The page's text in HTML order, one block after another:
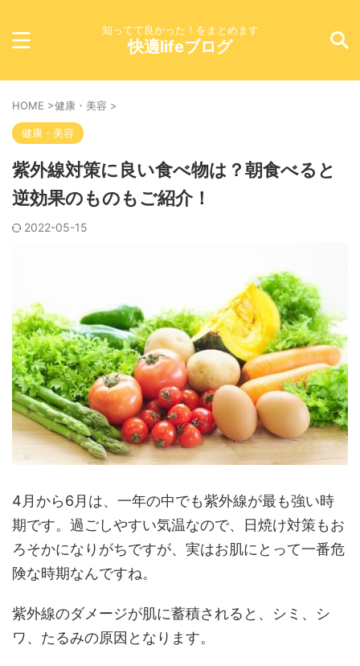
知ってて良かった！をまとめます
快適lifeブログ
HOME >健康・美容 >
健康・美容
紫外線対策に良い食べ物は？朝食べると
逆効果のものもご紹介！
2022-05-15
4月から6月は、一年の中でも紫外線が最も強い時
期です。過ごしやすい気温なので、日焼け対策もお
ろそかになりがちですが、実はお肌にとって一番危
険な時期なんですね。
紫外線のダメージが肌に蓄積されると、シミ、シ
ワ、たるみの原因となります。